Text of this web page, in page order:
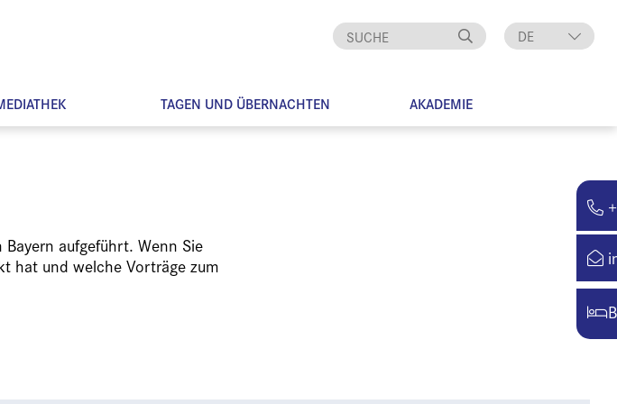
DE
TAGEN UND ÜBERNACHTEN AKADEMIE
aufgeführt. Wenn Sie
hat und welche Vorträge zum